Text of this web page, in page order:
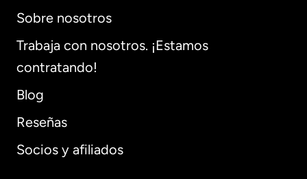
Sobre nosotros
Trabaja con nosotros. ¡Estamos
contratando!
Blog
Reseñas
Socios y afiliados